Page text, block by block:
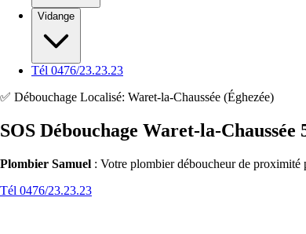
Vidange
Tél 0476/23.23.23
✅ Débouchage Localisé: Waret-la-Chaussée (Éghezée)
SOS Débouchage Waret-la-Chaussée
Plombier Samuel : Votre plombier déboucheur de proximité
Tél 0476/23.23.23